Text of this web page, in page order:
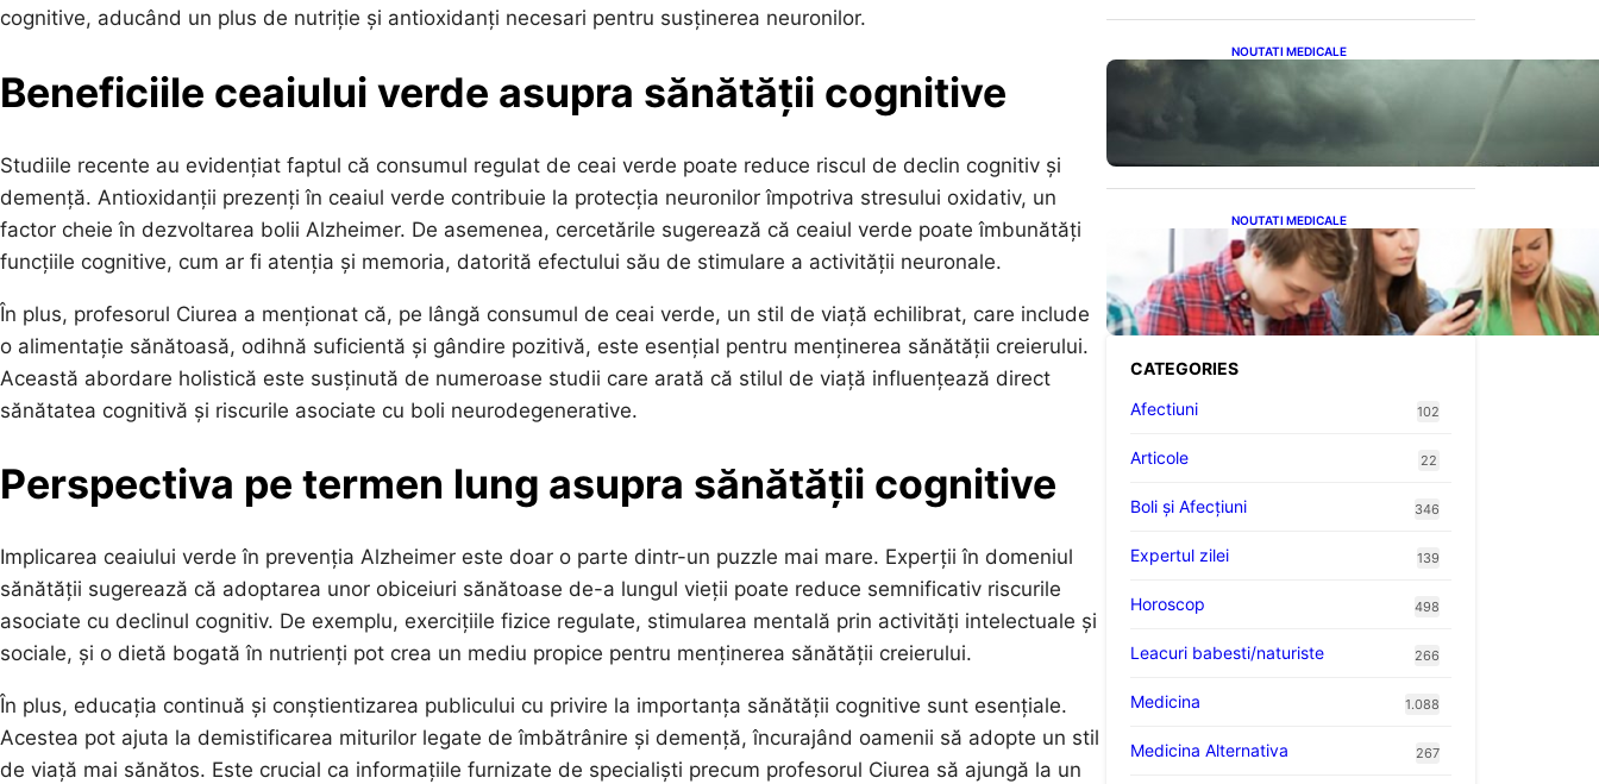
cognitive, aducând un plus de nutriție și antioxidanți necesari pentru susținerea neuronilor.
Beneficiile ceaiului verde asupra sănătății cognitive
Studiile recente au evidențiat faptul că consumul regulat de ceai verde poate reduce riscul de declin cognitiv și
demență. Antioxidanții prezenți în ceaiul verde contribuie la protecția neuronilor împotriva stresului oxidativ, un
factor cheie în dezvoltarea bolii Alzheimer. De asemenea, cercetările sugerează că ceaiul verde poate îmbunătăți
funcțiile cognitive, cum ar fi atenția și memoria, datorită efectului său de stimulare a activității neuronale.
În plus, profesorul Ciurea a menționat că, pe lângă consumul de ceai verde, un stil de viață echilibrat, care include
o alimentație sănătoasă, odihnă suficientă și gândire pozitivă, este esențial pentru menținerea sănătății creierului.
Această abordare holistică este susținută de numeroase studii care arată că stilul de viață influențează direct
sănătatea cognitivă și riscurile asociate cu boli neurodegenerative.
Perspectiva pe termen lung asupra sănătății cognitive
Implicarea ceaiului verde în prevenția Alzheimer este doar o parte dintr-un puzzle mai mare. Experții în domeniul
sănătății sugerează că adoptarea unor obiceiuri sănătoase de-a lungul vieții poate reduce semnificativ riscurile
asociate cu declinul cognitiv. De exemplu, exercițiile fizice regulate, stimularea mentală prin activități intelectuale și
sociale, și o dietă bogată în nutrienți pot crea un mediu propice pentru menținerea sănătății creierului.
În plus, educația continuă și conștientizarea publicului cu privire la importanța sănătății cognitive sunt esențiale.
Acestea pot ajuta la demistificarea miturilor legate de îmbătrânire și demență, încurajând oamenii să adopte un stil
de viață mai sănătos. Este crucial ca informațiile furnizate de specialiști precum profesorul Ciurea să ajungă la un
NOUTATI MEDICALE
România în fața unei veri
extreme: Canicula și
efectele sale devastatoare
NOUTATI MEDICALE
Impactul ascuns al
smartphone-urilor asupra
sănătății: Cum scrollingul
zilnic ne afectează corpul
CATEGORIES
Afectiuni
102
Articole 22
Boli și Afecțiuni 346
Expertul zilei 139
Horoscop 498
Leacuri babesti/naturiste 266
Medicina 1.088
Medicina Alternativa 267